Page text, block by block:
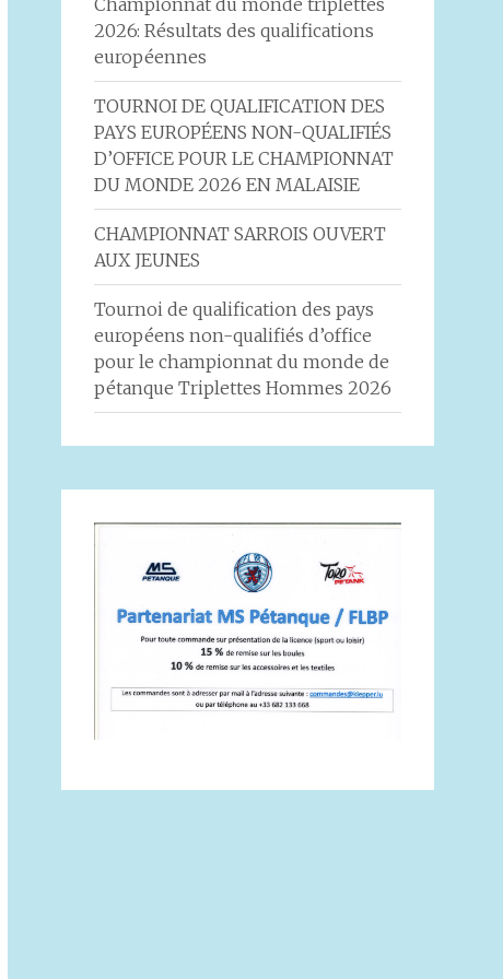
Championnat du monde triplettes
2026: Résultats des qualifications
européennes
TOURNOI DE QUALIFICATION DES
PAYS EUROPÉENS NON-QUALIFIÉS
D’OFFICE POUR LE CHAMPIONNAT
DU MONDE 2026 EN MALAISIE
CHAMPIONNAT SARROIS OUVERT
AUX JEUNES
Tournoi de qualification des pays
européens non-qualifiés d’office
pour le championnat du monde de
pétanque Triplettes Hommes 2026